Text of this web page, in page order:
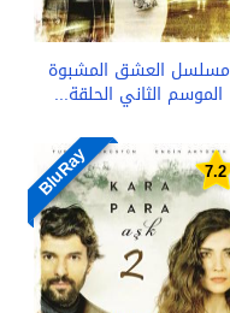
مسلسل العشق المشبوة
الموسم الثاني الحلقة...
7.2
BluRay